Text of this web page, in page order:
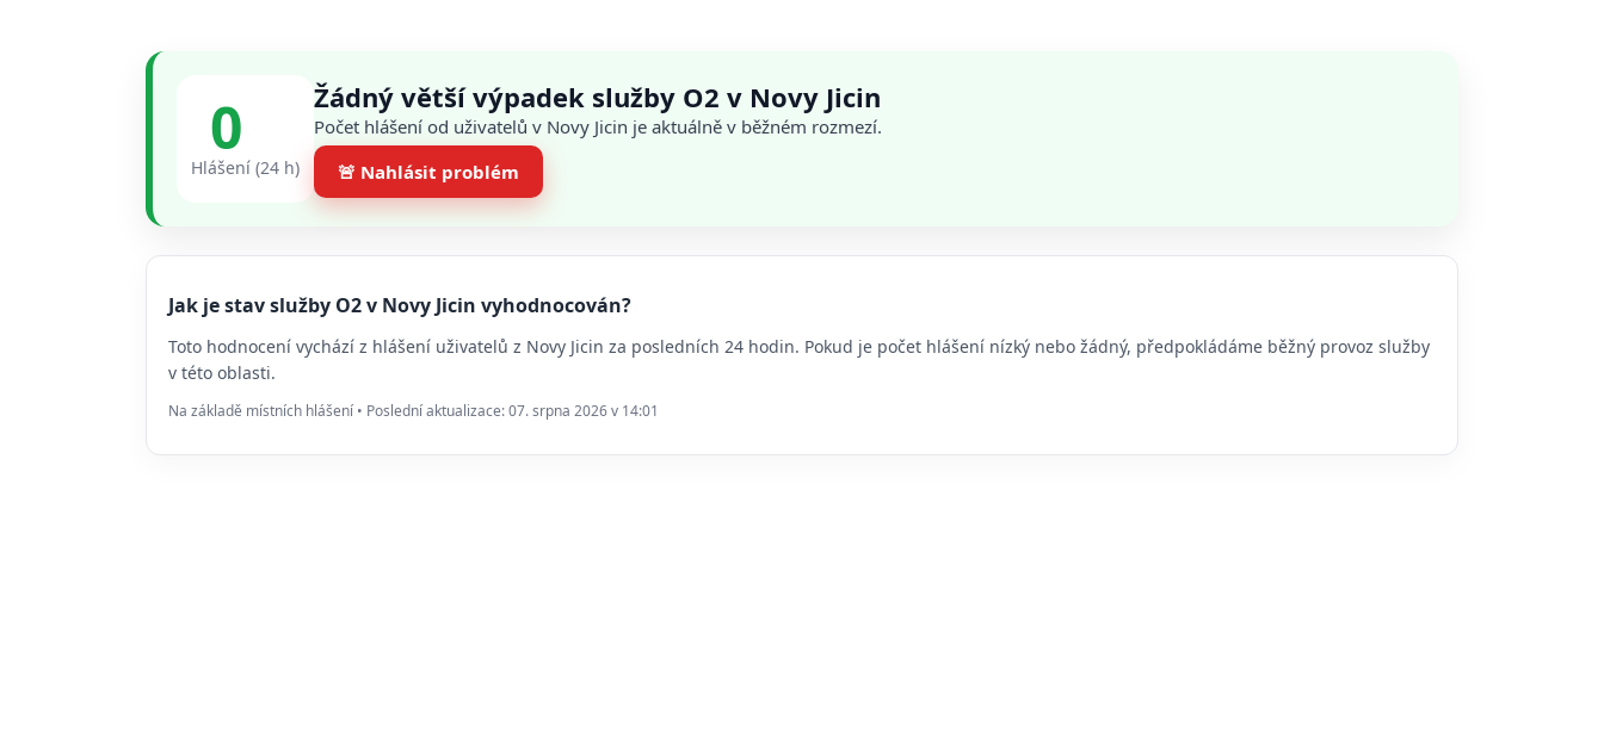
0
Hlášení (24 h)
Žádný větší výpadek služby O2 v Novy Jicin
Počet hlášení od uživatelů v Novy Jicin je aktuálně v běžném rozmezí.
🚨 Nahlásit problém
Jak je stav služby O2 v Novy Jicin vyhodnocován?
Toto hodnocení vychází z hlášení uživatelů z Novy Jicin za posledních 24 hodin. Pokud je počet hlášení nízký nebo žádný, předpokládáme běžný provoz služby
v této oblasti.
Na základě místních hlášení • Poslední aktualizace: 07. srpna 2026 v 14:01